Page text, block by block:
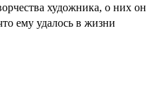
художника, о них он
ему удалось в жизни